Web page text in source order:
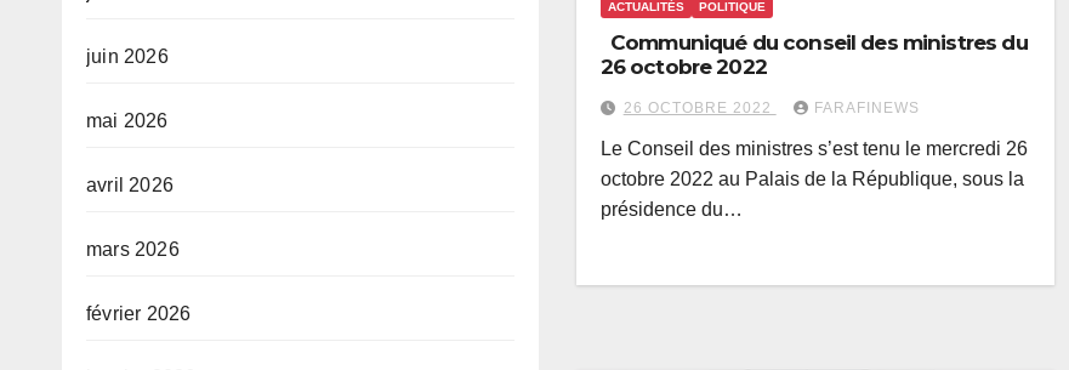
juin 2026
mai 2026
avril 2026
mars 2026
février 2026
ACTUALITÉS POLITIQUE
Communiqué du conseil des ministres du
26 octobre 2022
26 OCTOBRE 2022 FARAFINEWS
Le Conseil des ministres s’est tenu le mercredi 26
octobre 2022 au Palais de la République, sous la
présidence du…